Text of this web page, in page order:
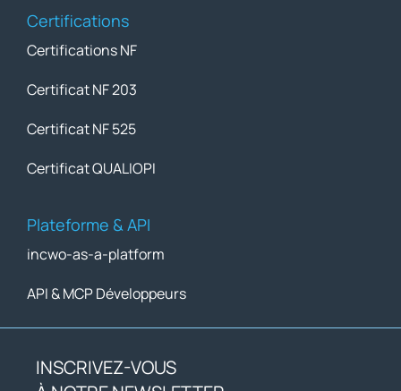
Certifications
Certifications NF
Certificat NF 203
Certificat NF 525
Certificat QUALIOPI
Plateforme & API
incwo-as-a-platform
API & MCP Développeurs
INSCRIVEZ-VOUS